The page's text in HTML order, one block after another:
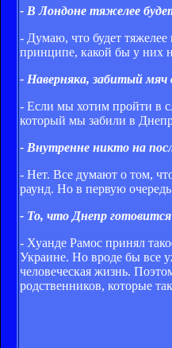
- В Лондоне тяжелее
- Думаю, что будет
принципе, какой бы у них
- Наверняка, забитый мяч
- Если мы хотим пройти в
который мы забили в
- Внутренне никто на
- Нет. Все думают о том,
раунд. Но в первую
- То, что Днепр
- Хуанде Рамос принял
Украине. Но вроде бы все
человеческая жизнь.
родственников, которые